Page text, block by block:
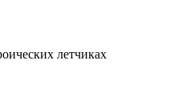
летчиках